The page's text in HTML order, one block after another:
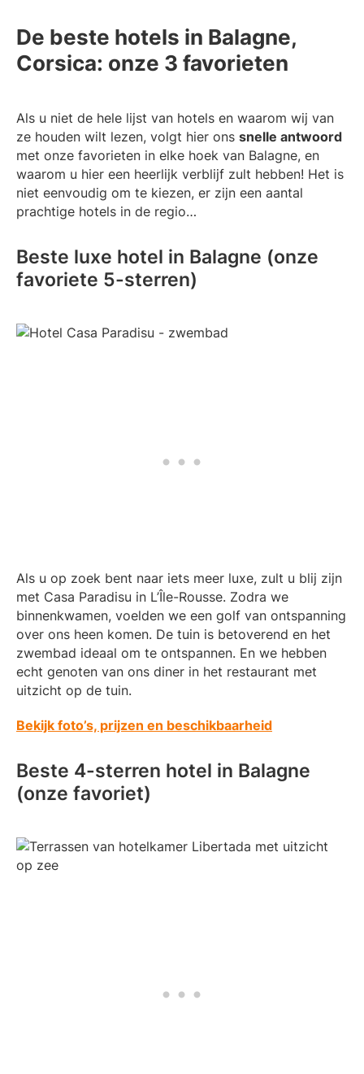
De beste hotels in Balagne,
Corsica: onze 3 favorieten
Als u niet de hele lijst van hotels en waarom wij van
ze houden wilt lezen, volgt hier ons snelle antwoord
met onze favorieten in elke hoek van Balagne, en
waarom u hier een heerlijk verblijf zult hebben! Het is
niet eenvoudig om te kiezen, er zijn een aantal
prachtige hotels in de regio…
Beste luxe hotel in Balagne (onze
favoriete 5-sterren)
Als u op zoek bent naar iets meer luxe, zult u blij zijn
met Casa Paradisu in L’Île-Rousse. Zodra we
binnenkwamen, voelden we een golf van ontspanning
over ons heen komen. De tuin is betoverend en het
zwembad ideaal om te ontspannen. En we hebben
echt genoten van ons diner in het restaurant met
uitzicht op de tuin.
Bekijk foto’s, prijzen en beschikbaarheid
Beste 4-sterren hotel in Balagne
(onze favoriet)